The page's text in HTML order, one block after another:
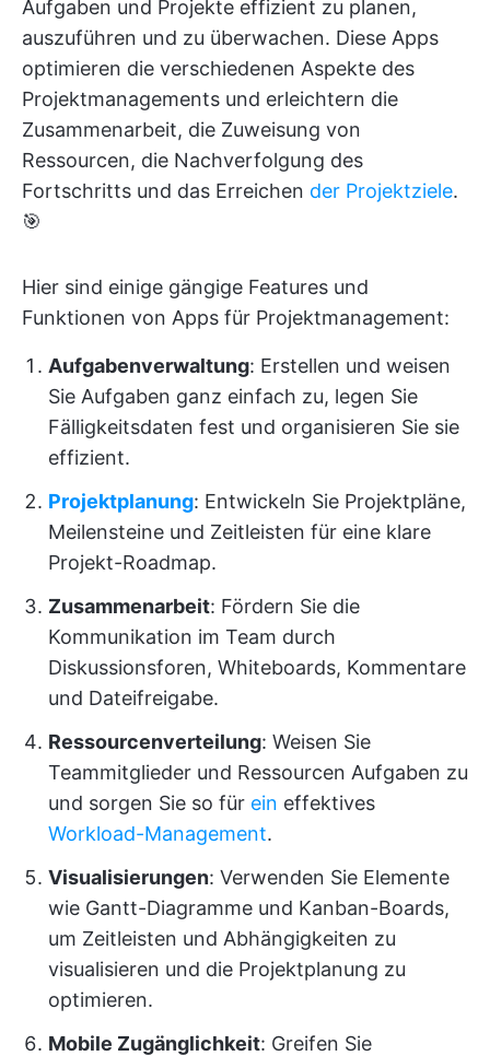
Aufgaben und Projekte effizient zu planen,
auszuführen und zu überwachen. Diese Apps
optimieren die verschiedenen Aspekte des
Projektmanagements und erleichtern die
Zusammenarbeit, die Zuweisung von
Ressourcen, die Nachverfolgung des
Fortschritts und das Erreichen der Projektziele.
🎯
Hier sind einige gängige Features und
Funktionen von Apps für Projektmanagement:
Aufgabenverwaltung: Erstellen und weisen
Sie Aufgaben ganz einfach zu, legen Sie
Fälligkeitsdaten fest und organisieren Sie sie
effizient.
Projektplanung: Entwickeln Sie Projektpläne,
Meilensteine und Zeitleisten für eine klare
Projekt-Roadmap.
Zusammenarbeit: Fördern Sie die
Kommunikation im Team durch
Diskussionsforen, Whiteboards, Kommentare
und Dateifreigabe.
Ressourcenverteilung: Weisen Sie
Teammitglieder und Ressourcen Aufgaben zu
und sorgen Sie so für ein effektives
Workload-Management.
Visualisierungen: Verwenden Sie Elemente
wie Gantt-Diagramme und Kanban-Boards,
um Zeitleisten und Abhängigkeiten zu
visualisieren und die Projektplanung zu
optimieren.
Mobile Zugänglichkeit: Greifen Sie